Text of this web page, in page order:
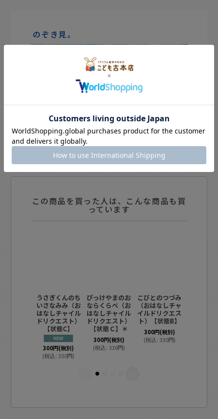
のぞき見。
この商品を買った人は、こんな商品も買
っています
うさぎくんのち
いさなみみ（お
はなしチャイル
ドリクエスト）
【状態C】
300円(税別)
(税込: 330円)
ぴっけやまのお
ならくらべ（お
はなしチャイル
ドリクエスト）
【状態Ｃ】＊
300円(税別)
(税込: 330円)
こびとのつづみ
（おはなしチャ
イルドリクエス
ト）【状態B】
300円(税別)
(税込: 330円)